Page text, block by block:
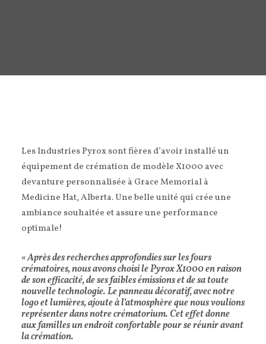
Les Industries Pyrox sont fières d’avoir installé un
équipement de crémation de modèle X1000 avec
devanture personnalisée à Grace Memorial à
Medicine Hat, Alberta. Une belle unité qui crée une
ambiance souhaitée et assure une performance
optimale!
« Après des recherches approfondies sur les fours
crématoires, nous avons choisi le Pyrox X1000 en raison
de son efficacité, de ses faibles émissions et de sa toute
nouvelle technologie. Le panneau décoratif, avec notre
logo et lumières, ajoute à l’atmosphère que nous voulions
représenter dans notre crématorium. Cet effet donne
aux familles un endroit confortable pour se réunir avant
la crémation.